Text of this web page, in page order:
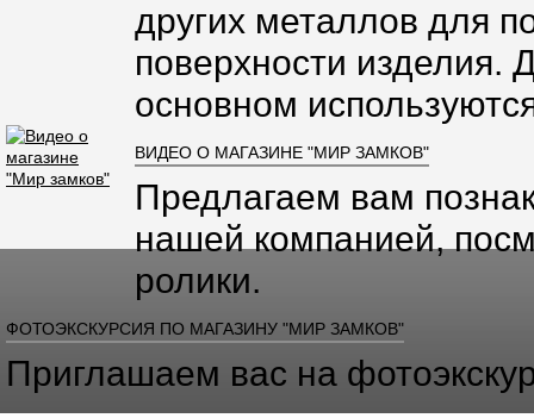
других металлов для
поверхности изделия.
основном
ВИДЕО О МАГАЗИНЕ "МИР ЗАМКОВ"
Предлагаем вам
нашей компанией,
ролики.
ФОТОЭКСКУРСИЯ ПО МАГАЗИНУ "МИР ЗАМКОВ"
Приглашаем вас на